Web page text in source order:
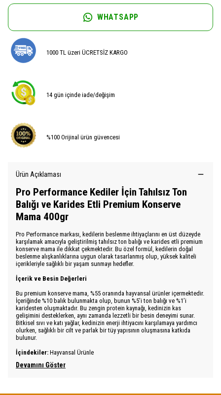
WHATSAPP
1000 TL üzeri ÜCRETSİZ KARGO
14 gün içinde iade/değişim
%100 Orijinal ürün güvencesi
Ürün Açıklaması
Pro Performance Kediler İçin Tahılsız Ton
Balığı ve Karides Etli Premium Konserve
Mama 400gr
Pro Performance markası, kedilerin beslenme ihtiyaçlarını en üst düzeyde
karşılamak amacıyla geliştirilmiş tahılsız ton balığı ve karides etli premium
konserve mama ile dikkat çekmektedir. Bu özel formül, kedilerin doğal
beslenme alışkanlıklarına uygun olarak tasarlanmış olup, yüksek kaliteli
içerikleriyle sağlıklı bir yaşam sunmayı hedefler.
İçerik ve Besin Değerleri
Bu premium konserve mama, %55 oranında hayvansal ürünler içermektedir.
İçeriğinde %10 balık bulunmakta olup, bunun %5’i ton balığı ve %1’i
karidesten oluşmaktadır. Bu zengin protein kaynağı, kedinizin kas
gelişimini desteklerken, aynı zamanda lezzetli bir besin deneyimi sunar.
Bitkisel sıvı ve katı yağlar, kedinizin enerji ihtiyacını karşılamaya yardımcı
olurken, sağlıklı bir cilt ve parlak bir tüy yapısının oluşmasına katkıda
bulunur.
İçindekiler: Hayvansal Ürünle
Devamını Göster